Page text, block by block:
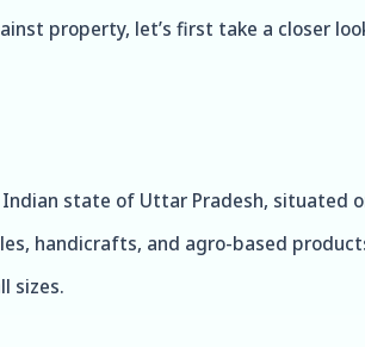
property, let’s first take a closer
state of Uttar Pradesh, situated
handicrafts, and agro-based
sizes.